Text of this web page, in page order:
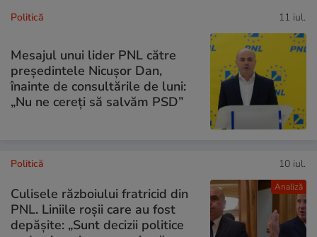
Politică 11 iul.
Mesajul unui lider PNL către
președintele Nicușor Dan,
înainte de consultările de luni:
„Nu ne cereți să salvăm PSD”
Analiză
Politică 10 iul.
Culisele războiului fratricid din
PNL. Liniile roșii care au fost
depășite: „Sunt decizii politice